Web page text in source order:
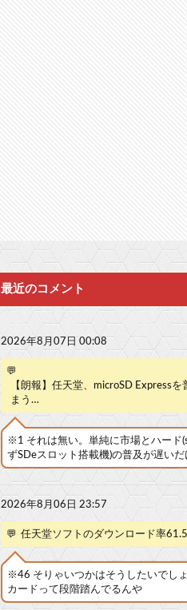
最近のコメント
2026年8月07日 00:08
💬
【朗報】任天堂、microSD Expressを
まう…
※1 それは無い。単純に市場とハード
ずSDeスロット搭載機)の普及が遅いだ
2026年8月06日 23:57
💬 任天堂ソフトのダウンロード率
※46 そりゃいつかはそうしたいでし
カードって段階踏んでるんや